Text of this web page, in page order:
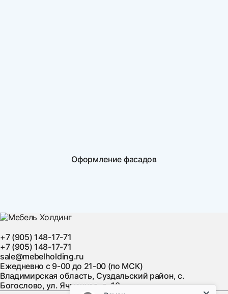
Оформление фасадов
+7 (905) 148-17-71
+7 (905) 148-17-71
sale@mebelholding.ru
Ежедневно с 9-00 до 21-00 (по МСК)
Владимирская область, Суздальский район, с.
Богослово, ул. Ячменная, д. 10